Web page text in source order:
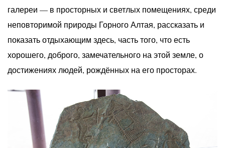
галереи — в просторных и светлых помещениях, среди
неповторимой природы Горного Алтая, рассказать и
показать отдыхающим здесь, часть того, что есть
хорошего, доброго, замечательного на этой земле, о
достижениях людей, рождённых на его просторах.